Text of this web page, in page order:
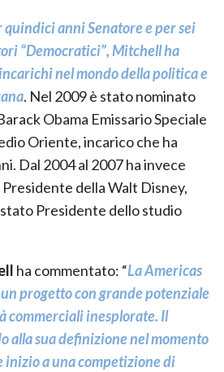
quindici anni Senatore e per sei
“Democratici”, Mitchell ha
nel mondo della politica e
. Nel 2009 è stato nominato
Obama Emissario Speciale
Oriente, incarico che ha
Dal 2004 al 2007 ha invece
della Walt Disney,
Presidente dello studio
ha commentato: “La Americas
progetto con grande potenziale
inesplorate. Il
alla sua definizione nel momento
inizio a una competizione di